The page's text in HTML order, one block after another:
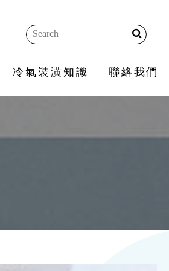
冷氣裝潢知識 聯絡我們